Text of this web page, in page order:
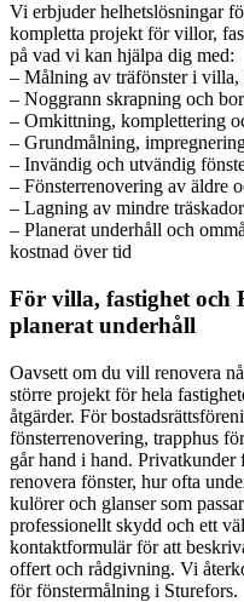
Vi erbjuder helhetslösningar
kompletta projekt för villor,
på vad vi kan hjälpa dig med:
– Målning av träfönster i villa,
– Noggrann skrapning och
– Omkittning, komplettering
– Grundmålning,
– Invändig och utvändig
– Fönsterrenovering av äldre
– Lagning av mindre
– Planerat underhåll och
kostnad över tid
För villa, fastighet och
planerat underhåll
Oavsett om du vill renovera
större projekt för hela
åtgärder. För
fönsterrenovering, trapphus
går hand i hand. Privatkunder
renovera fönster, hur ofta
kulörer och glanser som
professionellt skydd och ett
kontaktformulär för att
offert och rådgivning. Vi
för fönstermålning i Sturefors.